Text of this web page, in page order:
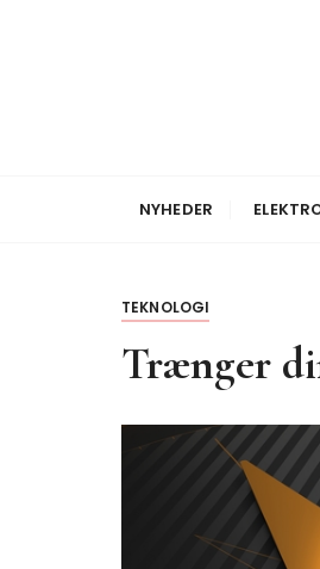
NYHEDER
TEKNOLOGI
Trænger